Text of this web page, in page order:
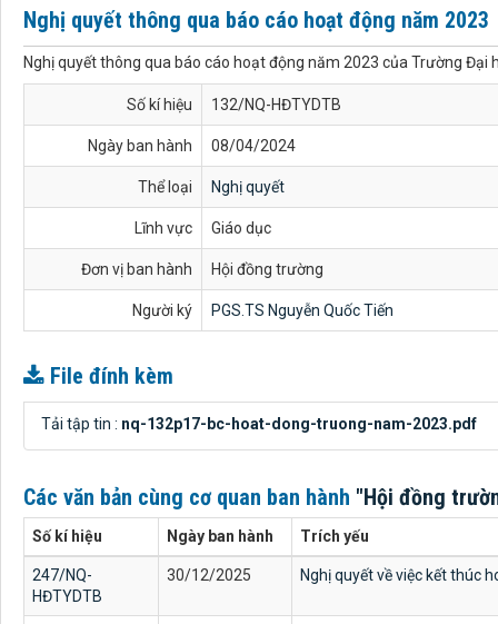
Nghị quyết thông qua báo cáo hoạt động năm 2023
Nghị quyết thông qua báo cáo hoạt động năm 2023 của Trường Đại
Số kí hiệu 132/NQ-HĐTYDTB
Ngày ban hành 08/04/2024
Thể loại Nghị quyết
Lĩnh vực Giáo dục
Đơn vị ban hành Hội đồng trường
Người ký PGS.TS Nguyễn Quốc Tiến
File đính kèm
Tải tập tin : nq-132p17-bc-hoat-dong-truong-nam-2023.pdf
Các văn bản cùng cơ quan ban hành "Hội đồng
Số kí hiệu Ngày ban hành Trích yếu
247/NQ-
HĐTYDTB
30/12/2025 Nghị quyết về việc kết thúc